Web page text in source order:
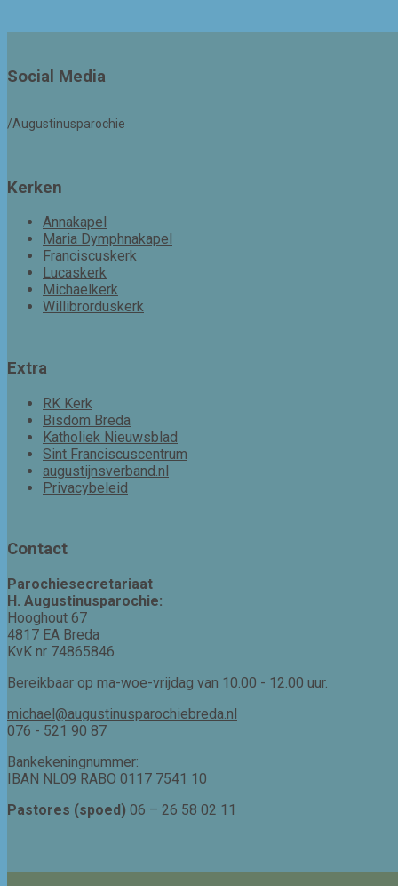
Social Media
/Augustinusparochie
Kerken
Annakapel
Maria Dymphnakapel
Franciscuskerk
Lucaskerk
Michaelkerk
Willibrorduskerk
Extra
RK Kerk
Bisdom Breda
Katholiek Nieuwsblad
Sint Franciscuscentrum
augustijnsverband.nl
Privacybeleid
Contact
Parochiesecretariaat
H. Augustinusparochie:
Hooghout 67
4817 EA Breda
KvK nr 74865846
Bereikbaar op ma-woe-vrijdag van 10.00 - 12.00 uur.
michael@augustinusparochiebreda.nl
076 - 521 90 87
Bankekeningnummer:
IBAN NL09 RABO 0117 7541 10
Pastores (spoed) 06 – 26 58 02 11